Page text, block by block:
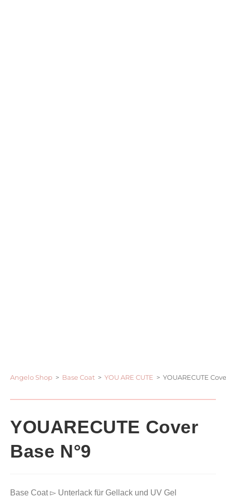
Angelo Shop > Base Coat > YOU ARE CUTE > YOUARECUTE
YOUARECUTE Cover
Base N°9
Base Coat ▻ Unterlack für Gellack und UV Gel